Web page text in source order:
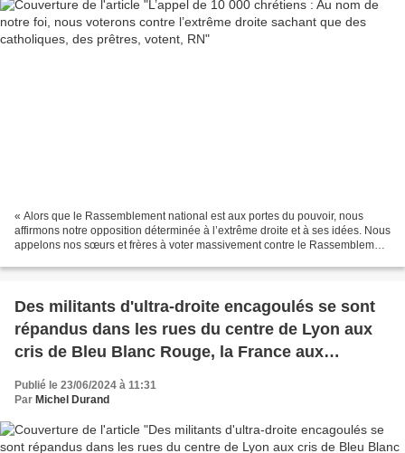
« Alors que le Rassemblement national est aux portes du pouvoir, nous
affirmons notre opposition déterminée à l’extrême droite et à ses idées. Nous
appelons nos sœurs et frères à voter massivement contre le Rassemblement
Des militants d'ultra-droite encagoulés se sont
répandus dans les rues du centre de Lyon aux
cris de Bleu Blanc Rouge, la France aux
Français
Publié le 23/06/2024 à 11:31
Par Michel Durand